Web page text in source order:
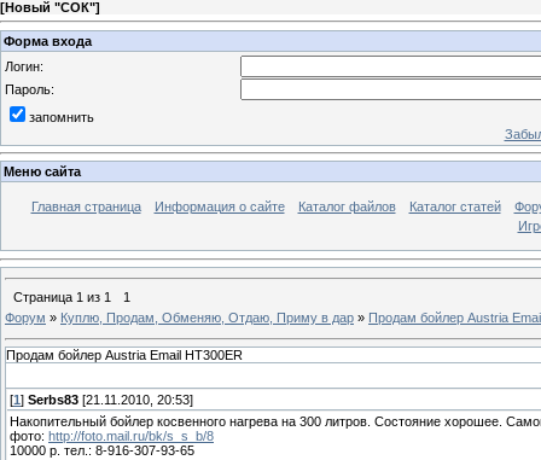
[Новый "СОК"]
Форма входа
Логин:
Пароль:
запомнить
Меню сайта
Главная страница Информация о сайте Каталог файлов Каталог статей
Страница 1 из 1
1
Форум » Куплю, Продам, Обменяю, Отдаю, Приму в дар » Продам бойлер Austria
Продам бойлер Austria Email HT300ER
[1 ] Serbs83 [21.11.2010, 20:53]
Накопительный бойлер косвенного нагрева на 300 литров. Состояние хорошее.
фото: http://foto.mail.ru/bk/s_s_b/8
10000 р. тел.: 8-916-307-93-65